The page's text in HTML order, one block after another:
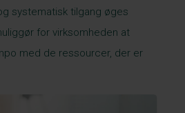
systematisk tilgang øges
for virksomheden at
med de ressourcer, der er